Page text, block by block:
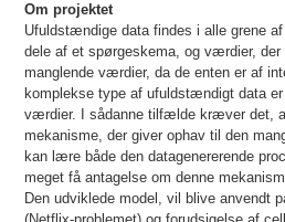
Om projektet
Ufuldstændige data findes i alle grene
dele af et spørgeskema, og værdier,
manglende værdier, da de enten er af
komplekse type af ufuldstændigt data
værdier. I sådanne tilfælde kræver det,
mekanisme, der giver ophav til den
kan lære både den datagenererende
meget få antagelse om denne
Den udviklede model, vil blive anvendt